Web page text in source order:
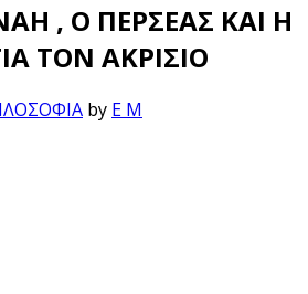
, Ο ΠΕΡΣΕΑΣ ΚΑΙ Η
ΤΟΝ ΑΚΡΙΣΙΟ
by E M